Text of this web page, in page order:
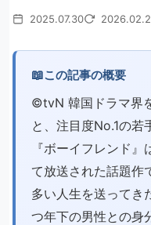
2025.07.30
📖この記事の概要
©︎tvN 韓国ドラマ界
と、注目度No.1の若
『ボーイフレンド
て放送された話題作
多い人生を送ってき
つ年下の男性との身